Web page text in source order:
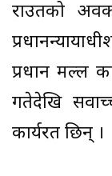
राउतको
प्रधान मल्ल
गतेदेखि
कार्यरत छिन् ।